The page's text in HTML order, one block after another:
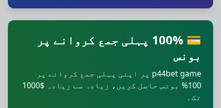
💳 100% پہلی جمع کروانے پر
بونس
p44bet game پر اپنی پہلی جمع کروانے پر
100% بونس حاصل کریں، زیادہ سے زیادہ $1000
تک۔